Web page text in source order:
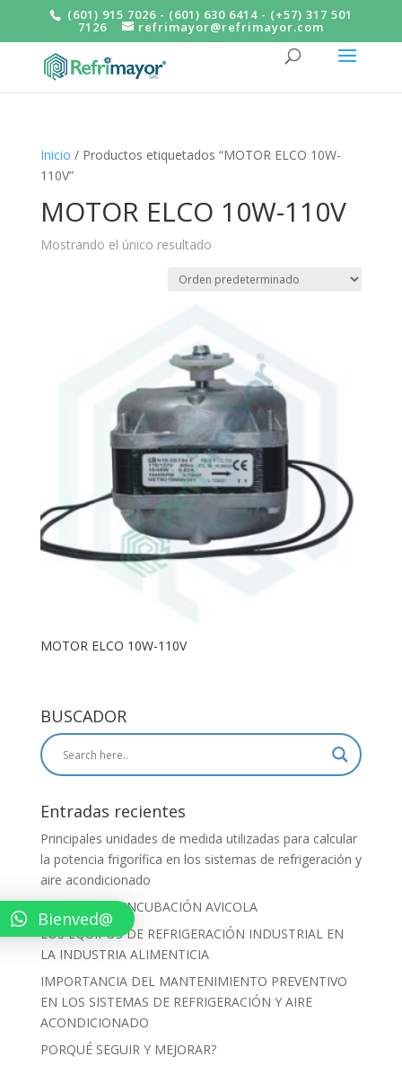
(601) 915 7026 - (601) 630 6414 - (+57) 317 501
7126 refrimayor@refrimayor.com
Inicio / Productos etiquetados “MOTOR ELCO 10W-
110V”
MOTOR ELCO 10W-110V
Mostrando el único resultado
MOTOR ELCO 10W-110V
BUSCADOR
Entradas recientes
Principales unidades de medida utilizadas para calcular
la potencia frigorífica en los sistemas de refrigeración y
aire acondicionado
PROCESO DE INCUBACIÓN AVICOLA
LOS EQUIPOS DE REFRIGERACIÓN INDUSTRIAL EN
LA INDUSTRIA ALIMENTICIA
IMPORTANCIA DEL MANTENIMIENTO PREVENTIVO
EN LOS SISTEMAS DE REFRIGERACIÓN Y AIRE
ACONDICIONADO
PORQUÉ SEGUIR Y MEJORAR?
Bienved@